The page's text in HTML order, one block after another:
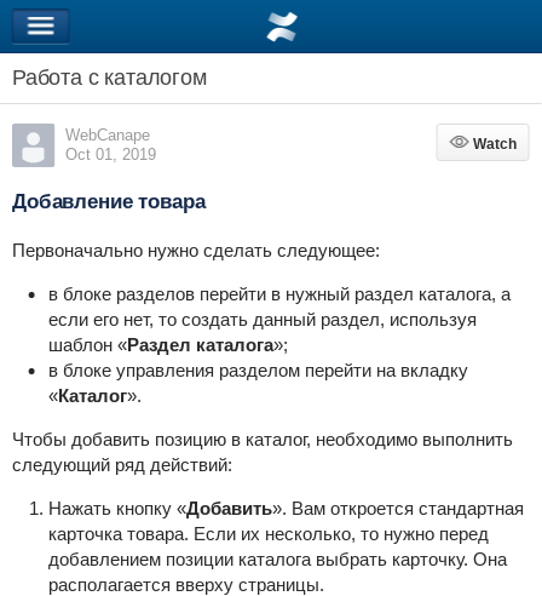
Работа с каталогом
WebCanape
Oct 01, 2019
Watch
Watch
Добавление товара
Первоначально нужно сделать следующее:
в блоке разделов перейти в нужный раздел каталога, а
если его нет, то создать данный раздел, используя
шаблон «Раздел каталога»;
в блоке управления разделом перейти на вкладку
«Каталог».
Чтобы добавить позицию в каталог, необходимо выполнить
следующий ряд действий:
Нажать кнопку «Добавить». Вам откроется стандартная
карточка товара. Если их несколько, то нужно перед
добавлением позиции каталога выбрать карточку. Она
располагается вверху страницы.